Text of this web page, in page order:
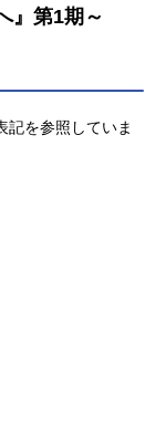
』第1期～
記を参照していま